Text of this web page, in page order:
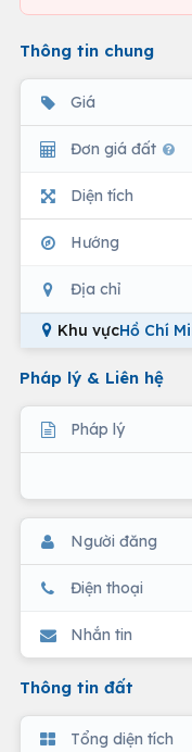
Thông tin chung
Giá
Đơn giá đất
Diện tích
Hướng
Địa chỉ
Khu vựcHồ Chí
Pháp lý & Liên hệ
Pháp lý
Người đăng
Điện thoại
Nhắn tin
Thông tin đất
Tổng diện tích